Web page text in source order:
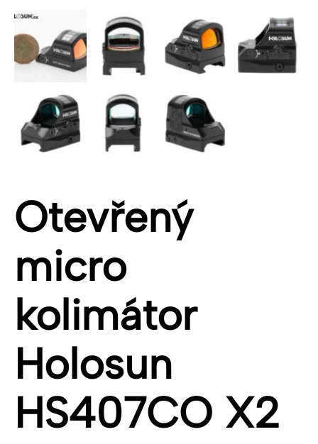
Otevřený
micro
kolimátor
Holosun
HS407CO X2